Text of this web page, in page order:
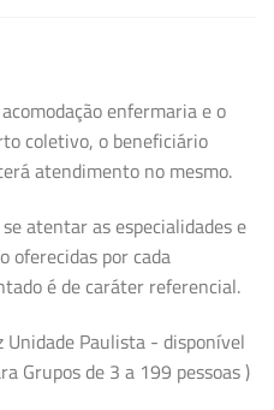
enfermaria e o
coletivo, o beneficiário
atendimento no mesmo.
atentar as especialidades e
oferecidas por cada
é de caráter referencial.
Unidade Paulista - disponível
Grupos de 3 a 199 pessoas )